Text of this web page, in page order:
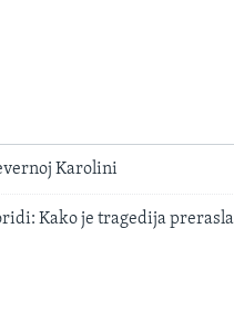
Karolini
Kako je tragedija